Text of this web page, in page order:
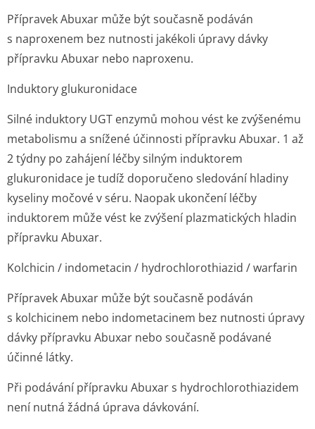
Přípravek Abuxar může být současně podáván
s naproxenem bez nutnosti jakékoli úpravy dávky
přípravku Abuxar nebo naproxenu.
Induktory glukuronidace
Silné induktory UGT enzymů mohou vést ke zvýšenému
metabolismu a snížené účinnosti přípravku Abuxar. 1 až
2 týdny po zahájení léčby silným induktorem
glukuronidace je tudíž doporučeno sledování hladiny
kyseliny močové v séru. Naopak ukončení léčby
induktorem může vést ke zvýšení plazmatických hladin
přípravku Abuxar.
Kolchicin / indometacin / hydrochlorothiazid / warfarin
Přípravek Abuxar může být současně podáván
s kolchicinem nebo indometacinem bez nutnosti úpravy
dávky přípravku Abuxar nebo současně podávané
účinné látky.
Při podávání přípravku Abuxar s hydrochlorot­hiazidem
není nutná žádná úprava dávkování.